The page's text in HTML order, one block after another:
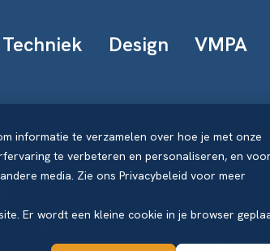
informatie te verzamelen over hoe je met onze
te verbeteren en personaliseren, en voor
media. Zie ons Privacybeleid voor meer
Er wordt een kleine cookie in je browser
Techniek Design VMPA